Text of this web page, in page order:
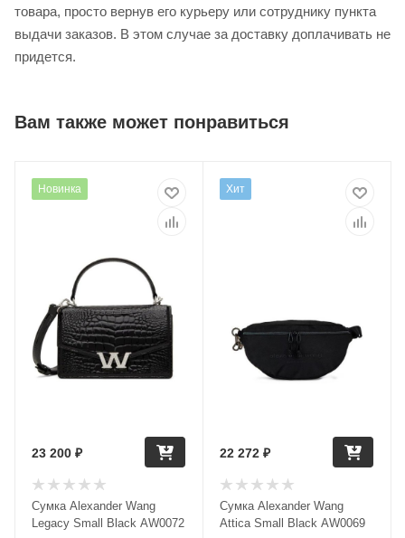
товара, просто вернув его курьеру или сотруднику пункта
выдачи заказов. В этом случае за доставку доплачивать не
придется.
Вам также может понравиться
Новинка
Сумка Alexander Wang
Legacy Small Black AW0072
23 200 ₽
Хит
Сумка Alexander Wang
Attica Small Black AW0069
22 272 ₽